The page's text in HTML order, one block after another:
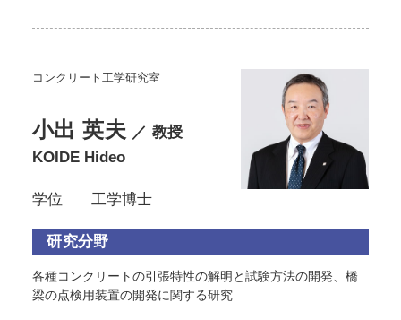
コンクリート工学研究室
小出 英夫 ／ 教授
KOIDE Hideo
学位 工学博士
研究分野
各種コンクリートの引張特性の解明と試験方法の開発、橋
梁の点検用装置の開発に関する研究